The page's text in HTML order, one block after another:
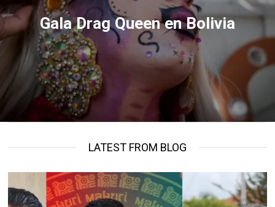
Gala Drag Queen en Bolivia
LATEST FROM BLOG